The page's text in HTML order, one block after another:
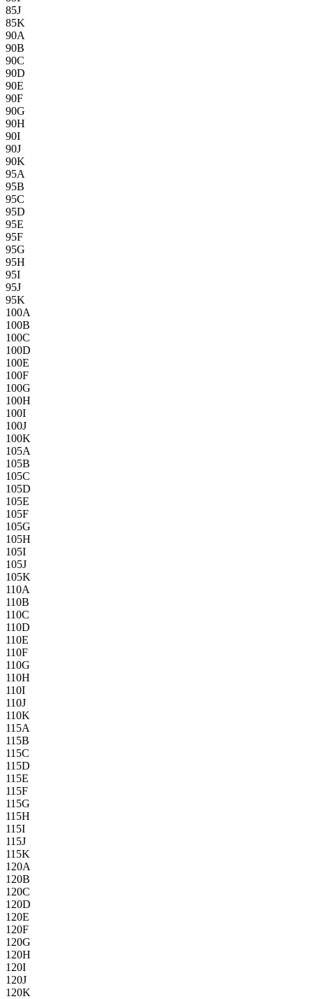
85J
85K
90A
90B
90C
90D
90E
90F
90G
90H
90I
90J
90K
95A
95B
95C
95D
95E
95F
95G
95H
95I
95J
95K
100A
100B
100C
100D
100E
100F
100G
100H
100I
100J
100K
105A
105B
105C
105D
105E
105F
105G
105H
105I
105J
105K
110A
110B
110C
110D
110E
110F
110G
110H
110I
110J
110K
115A
115B
115C
115D
115E
115F
115G
115H
115I
115J
115K
120A
120B
120C
120D
120E
120F
120G
120H
120I
120J
120K